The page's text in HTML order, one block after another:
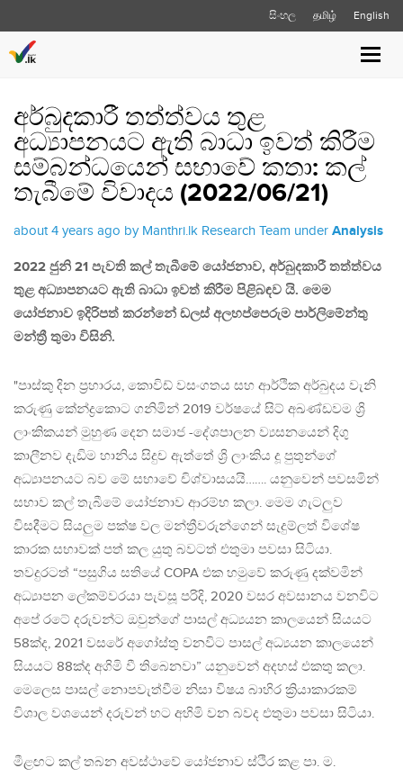
සිංහල தமிழ் English
අර්බුදකාරී තත්ත්වය තුළ
අධ්‍යාපනයට ඇති බාධා ඉවත් කිරීම
සම්බන්ධයෙන් සභාවේ කතා: කල්
තැබීමේ විවාදය (2022/06/21)
about 4 years ago by Manthri.lk Research Team under Analysis
2022 ජුනි 21 පැවති කල් තැබීමේ යෝජනාව, අර්බුදකාරී තත්ත්වය
තුළ අධ්‍යාපනයට ඇති බාධා ඉවත් කිරීම පිළිබඳව යි. මෙම
යෝජනාව ඉදිරිපත් කරන්නේ ඩලස් අලහප්පෙරුම පාර්ලිමේන්තු
මන්ත්‍රී තුමා විසිනි.
"පාස්කු දින ප්‍රහාරය, කොවිඩ් වසංගතය සහ ආර්ථික අර්බුදය වැනි
කරුණු කේන්ද්‍රකොට ගනිමින් 2019 වර්ෂයේ සිට්‌ අඛණ්ඩවම ශ්‍රි
ලාංකිකයන්‌ මුහුණ දෙන සමාජ -දේශපාලන ව්‍යසනයෙන්‌ දිගු
කාලීනව දැඩිම හානිය සිදුච ඇත්තේ ශ්‍රි ලාංකිය දූ පුතුන්ගේ
අධ්‍යාපනයට බව මේ සභාවේ චිශ්වාසයයි……. යනුවෙන් පවසමින්
සභාව කල් තැබීමේ යෝජනාව ආරම්භ කලා. මෙම ගැටලුව
විසදීමට සියලුම පක්ෂ වල මන්ත්‍රීවරුන්ගෙන් සැදුම්ලත් විශේෂ
කාරක සභාවක් පත් කල යුතු බවටත් එතුමා පවසා සිටියා.
තවදුරටත් “පසුගිය සතියේ COPA එක හමුවේ කරුණු දක්වමින්‌
අධ්‍යාපන ලේකම්වරයා පැවසූ පරිදි, 2020 වසර අවසානය වනවිට
අපේ රටේ දරුවන්ට ඔවුන්ගේ පාසල්‌ අධ්‍යයන කාලයෙන්‌ සියයට
58ක්ද, 2021 වසරේ අගෝස්තු වනවිට පාසල්‌ අධ්‍යයන කාලයෙන්‌
සියයට 88ක්ද අගිමි වී තිබෙනවා” යනුවෙන් අදහස් එකතු කලා.
මෙලෙස පාසල් නොපවැත්වීම නිසා විෂය බාහිර ක්‍රියාකාරකම්
විශාල වශයෙන් දරුවන් හට අහිමි වන බවද එතුමා පවසා සිටියා.
මීළඟට කල් තබන අවස්ථාවේ යෝජනාව ස්ථිර කළ පා. ම.